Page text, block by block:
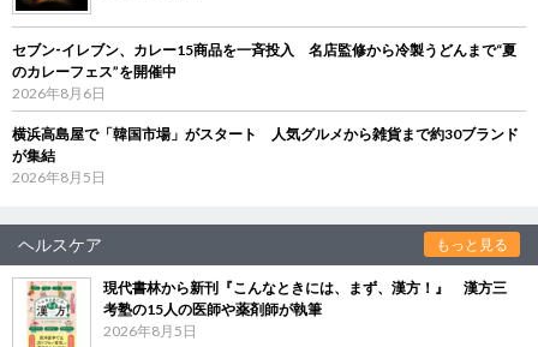
セブン‐イレブン、カレー15商品を一斉投入 名店監修から冷製うどんまで“夏
のカレーフェス”を開催中
2026年8月6日
横浜高島屋で「韓国市場」がスタート 人気グルメから雑貨まで約30ブランド
が集結
2026年8月5日
ヘルスケア もっと見る
現代書林から新刊『こんなときには、まず、漢方！』 漢方三
考塾の15人の医師や薬剤師が執筆
2026年8月5日